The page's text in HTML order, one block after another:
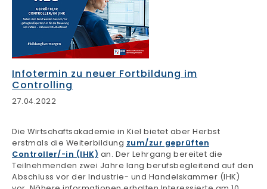
Infotermin zu neuer Fortbildung im
Controlling
27.04.2022
Die Wirtschaftsakademie in Kiel bietet aber Herbst
erstmals die Weiterbildung zum/zur geprüften
Controller/-in (IHK) an. Der Lehrgang bereitet die
Teilnehmenden zwei Jahre lang berufsbegleitend auf den
Abschluss vor der Industrie- und Handelskammer (IHK)